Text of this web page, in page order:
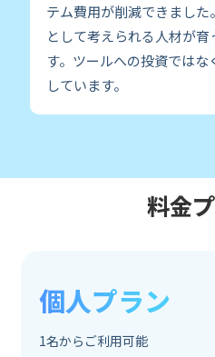
テム費用が削減できまし
として考えられる人材が
す。ツールへの投資では
しています。
料金
個人プラン
1名からご利用可能